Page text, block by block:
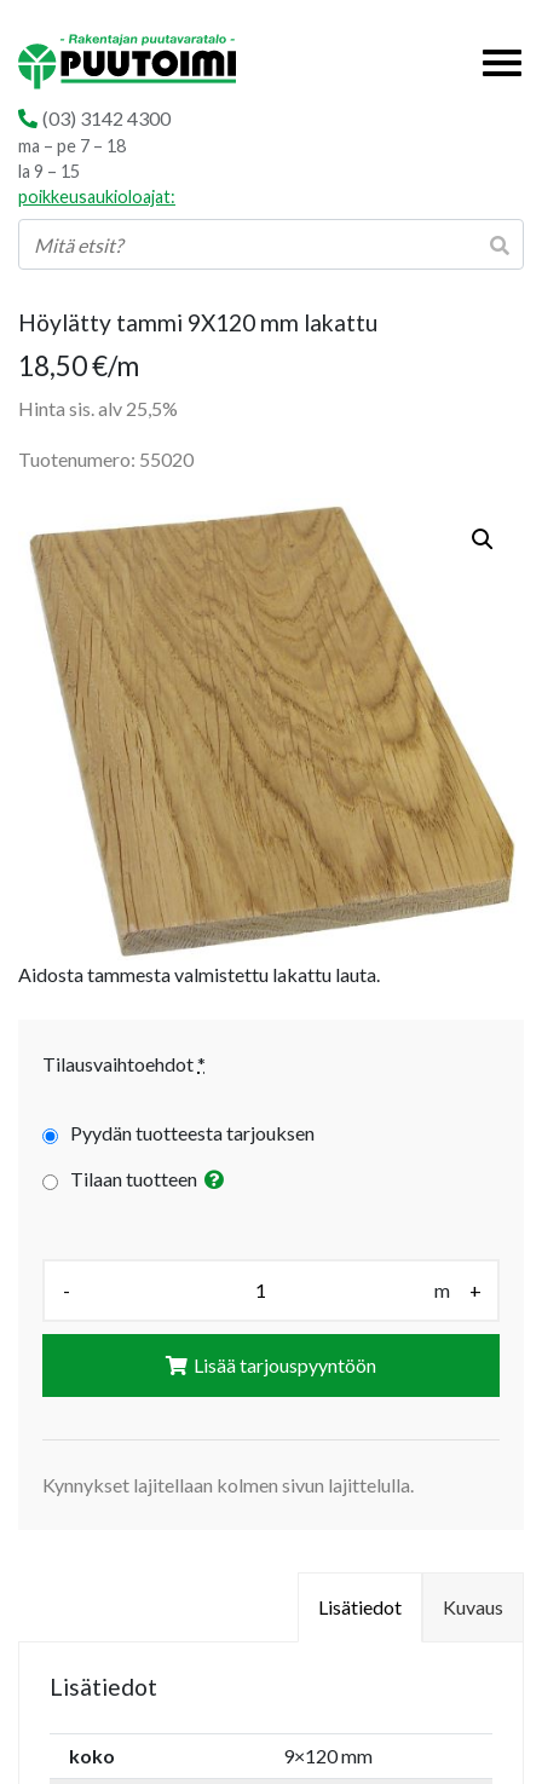
(03) 3142 4300
ma – pe 7 – 18
la 9 – 15
poikkeusaukioloajat:
Höylätty tammi 9X120 mm lakattu
18,50€/m
Hinta sis. alv 25,5%
Tuotenumero: 55020
Aidosta tammesta valmistettu lakattu lauta.
Tilausvaihtoehdot*
Pyydän tuotteesta tarjouksen
Tilaan tuotteen
- m +
Lisää tarjouspyyntöön
Kynnykset lajitellaan kolmen sivun lajittelulla.
Kuvaus
Lisätiedot
Lisätiedot
koko
9×120 mm